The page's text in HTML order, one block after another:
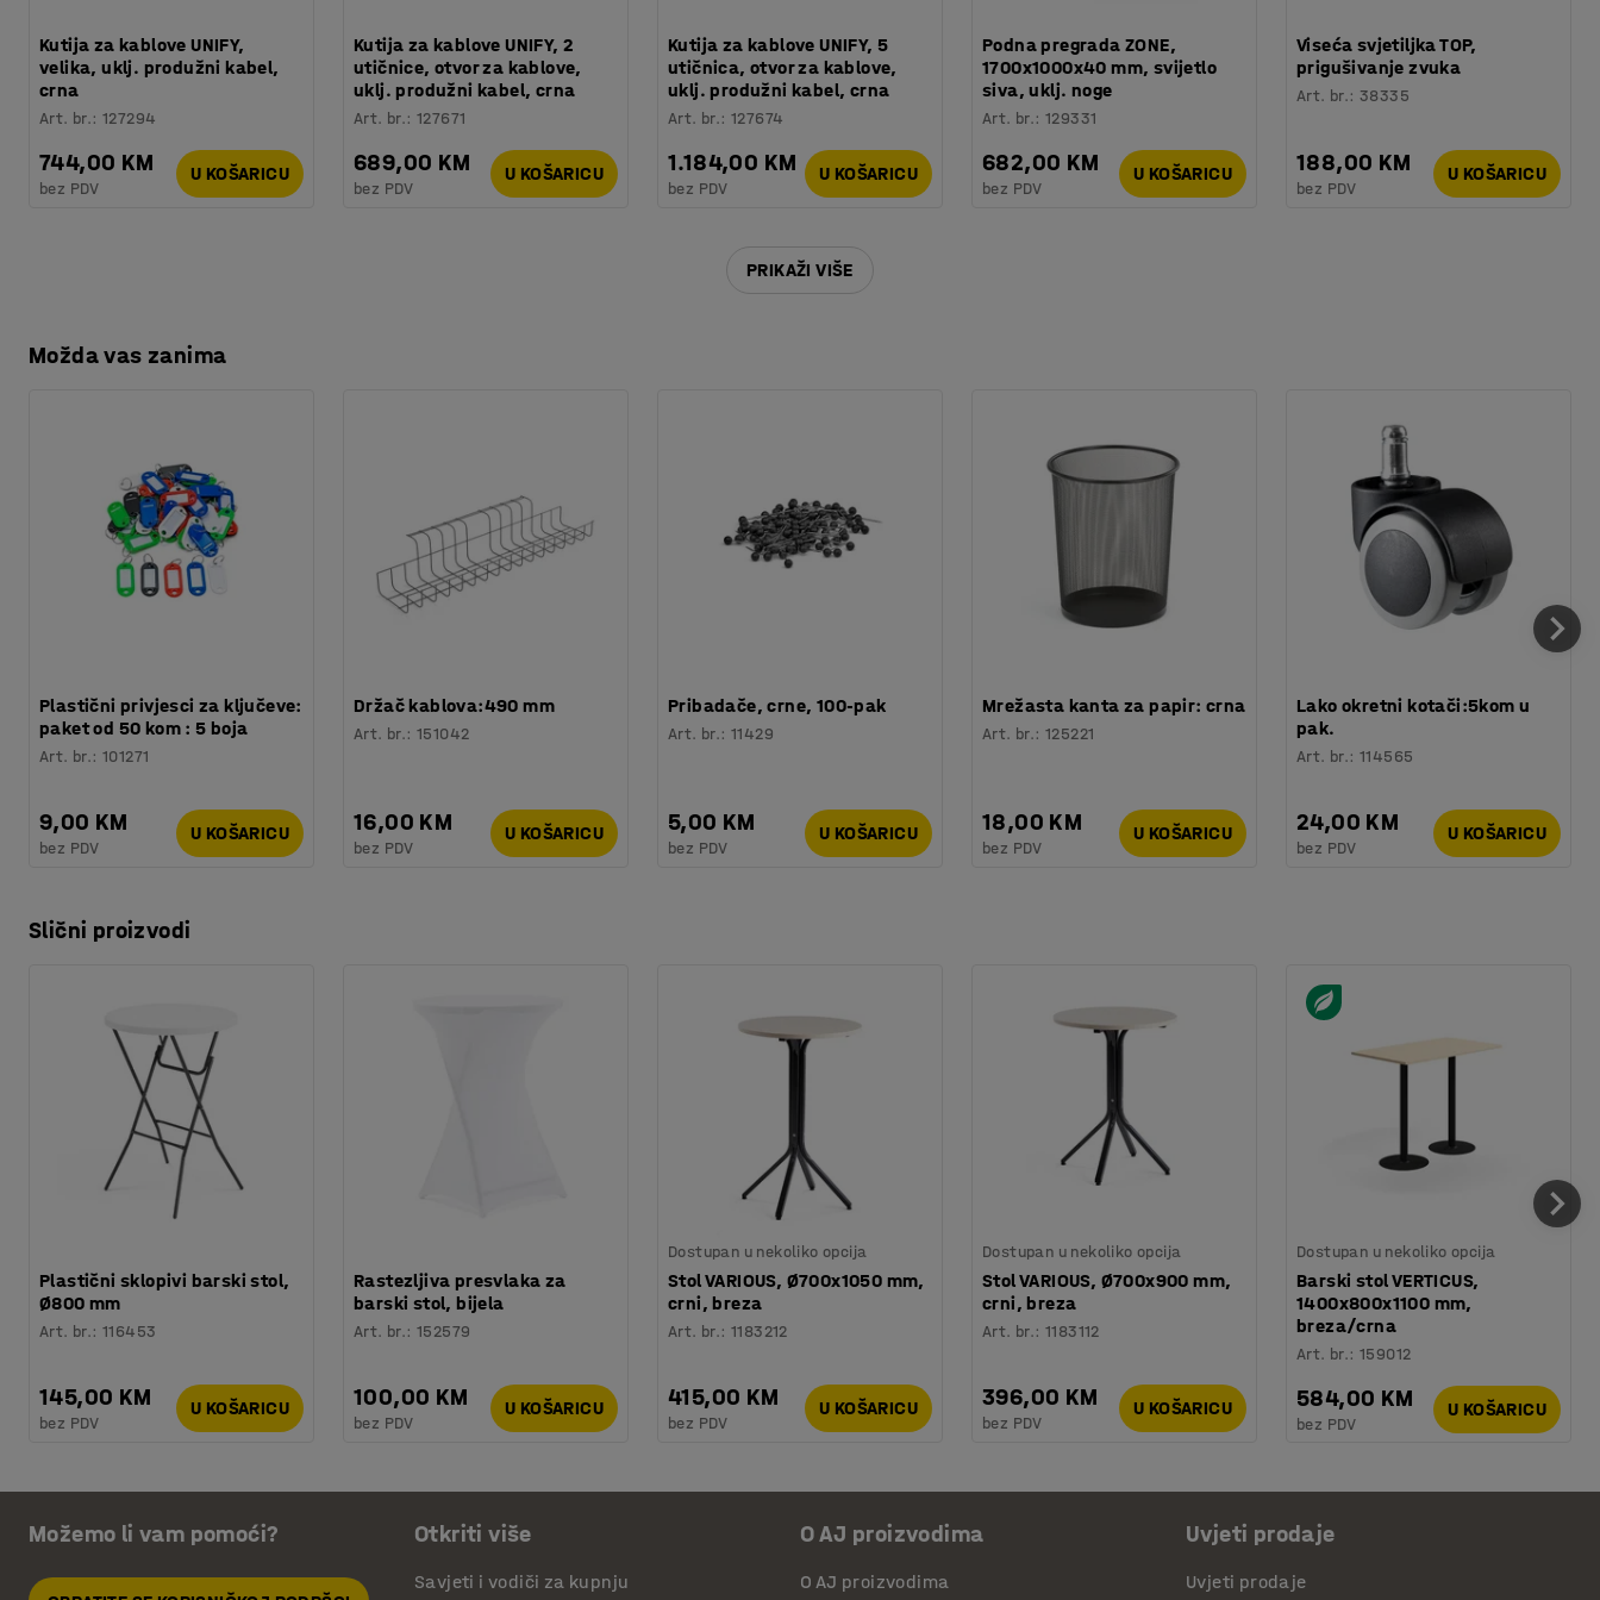
Kutija za kablove UNIFY,
velika, uklj. produžni kabel,
crna
Art. br.:127294
744,00 KM
bez PDV
U KOŠARICU
Kutija za kablove UNIFY, 2
utičnice, otvor za kablove,
uklj. produžni kabel, crna
Art. br.:127671
689,00 KM
bez PDV
U KOŠARICU
Kutija za kablove UNIFY, 5
utičnica, otvor za kablove,
uklj. produžni kabel, crna
Art. br.:127674
1.184,00 KM
bez PDV
U KOŠARICU
Podna pregrada ZONE,
1700x1000x40 mm, svijetlo
siva, uklj. noge
Art. br.:129331
682,00 KM
bez PDV
U KOŠARICU
Viseća svjetiljka TOP,
prigušivanje zvuka
Art. br.:38335
188,00 KM
bez PDV
U KOŠARICU
PRIKAŽI VIŠE
Možda vas zanima
Plastični privjesci za ključeve:
paket od 50 kom : 5 boja
Art. br.:101271
9,00 KM
bez PDV
U KOŠARICU
Držač kablova:490 mm
Art. br.:151042
16,00 KM
bez PDV
U KOŠARICU
Pribadače, crne, 100-pak
Art. br.:11429
5,00 KM
bez PDV
U KOŠARICU
Mrežasta kanta za papir: crna
Art. br.:125221
18,00 KM
bez PDV
U KOŠARICU
Lako okretni kotači:5kom u
pak.
Art. br.:114565
24,00 KM
bez PDV
U KOŠARICU
Slični proizvodi
Plastični sklopivi barski stol,
Ø800 mm
Art. br.:116453
145,00 KM
bez PDV
U KOŠARICU
Rastezljiva presvlaka za
barski stol, bijela
Art. br.:152579
100,00 KM
bez PDV
U KOŠARICU
Dostupan u nekoliko opcija
Stol VARIOUS, Ø700x1050 mm,
crni, breza
Art. br.:1183212
415,00 KM
bez PDV
U KOŠARICU
Dostupan u nekoliko opcija
Stol VARIOUS, Ø700x900 mm,
crni, breza
Art. br.:1183112
396,00 KM
bez PDV
U KOŠARICU
Dostupan u nekoliko opcija
Barski stol VERTICUS,
1400x800x1100 mm,
breza/crna
Art. br.:159012
584,00 KM
bez PDV
U KOŠARICU
Možemo li vam pomoći? Otkriti više
Savjeti i vodiči za kupnju
O AJ proizvodima
O AJ proizvodima
Uvjeti prodaje
Uvjeti prodaje